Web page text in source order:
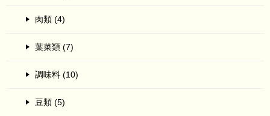
肉類 (4)
葉菜類 (7)
調味料 (10)
豆類 (5)